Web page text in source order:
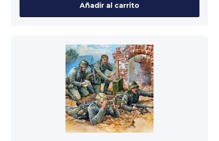
Añadir al carrito